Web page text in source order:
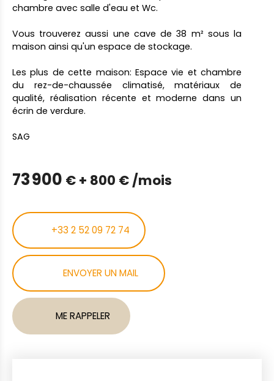
chambre avec salle d'eau et Wc.
Vous trouverez aussi une cave de 38 m² sous la
maison ainsi qu'un espace de stockage.
Les plus de cette maison: Espace vie et chambre
du rez-de-chaussée climatisé, matériaux de
qualité, réalisation récente et moderne dans un
écrin de verdure.
SAG
73 900 € + 800 € /mois
+33 2 52 09 72 74
ENVOYER UN MAIL
ME RAPPELER